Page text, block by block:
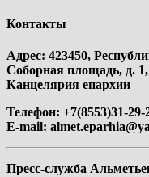
Контакты
Адрес: 423450,
Соборная площадь, д.
Канцелярия епархии
Телефон: +7(8553)31-29-
E-mail:
Пресс-служба